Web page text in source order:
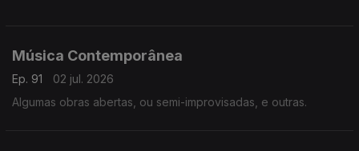
Música Contemporânea
Ep. 91
02 jul. 2026
Algumas obras abertas, ou semi-improvisadas, e outras.